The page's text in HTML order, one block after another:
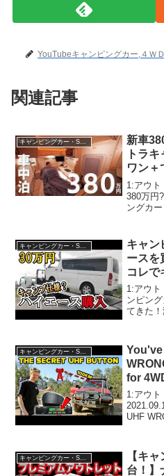
YouTubeキャンピングカー,４Ｗ
関連記事
キャンピングカー・SUV人気車種
新車
トラ
ワン＋
1:アウト
380万円
ングカ
動画は
キャン
ースを
コレで
泊）
1:アウト
ンピン
てきた
き
キャンピングカー・SUV人気車種
for
1:アウト
UHF
【キ
台！】